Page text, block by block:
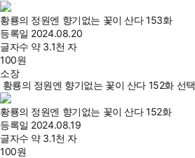
황룡의 정원엔 향기없는 꽃이 산다 153화
등록일 2024.08.20
글자수 약 3.1천 자
100원
소장
황룡의 정원엔 향기없는 꽃이 산다 152화 선택
황룡의 정원엔 향기없는 꽃이 산다 152화
등록일 2024.08.19
글자수 약 3.1천 자
100원